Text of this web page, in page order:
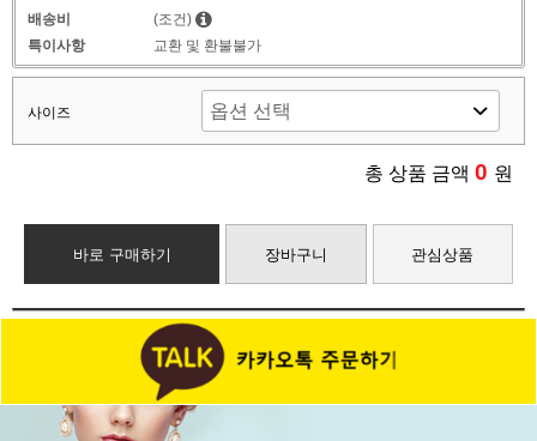
배송비
(조건)
특이사항
교환 및 환불불가
사이즈
총 상품 금액 0 원
바로 구매하기 장바구니 관심상품